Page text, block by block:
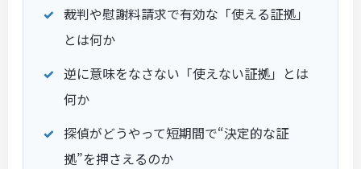
裁判や慰謝料請求で有効な「使える証拠」
とは何か
逆に意味をなさない「使えない証拠」とは
何か
探偵がどうやって短期間で“決定的な証
拠”を押さえるのか